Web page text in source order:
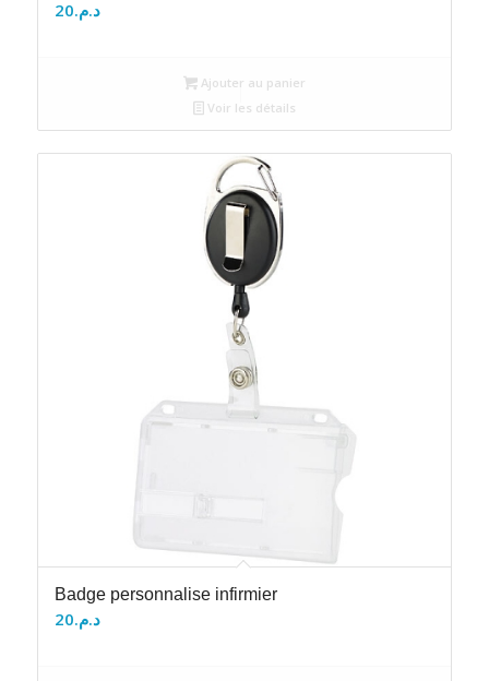
د.م.20
Ajouter au panier
Voir les détails
Badge personnalise infirmier
د.م.20